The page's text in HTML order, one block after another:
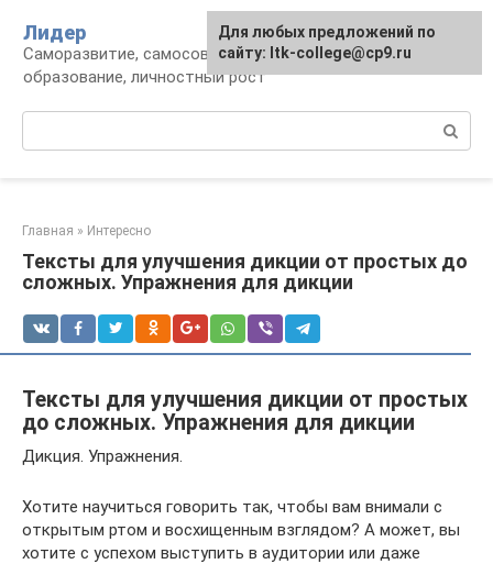
контенту
Лидер
Саморазвитие, самосовершенствование,
образование, личностный рост
Главная » Интересно
Тексты для улучшения дикции от простых до
сложных. Упражнения для дикции
Тексты для улучшения дикции от простых
до сложных. Упражнения для дикции
Дикция. Упражнения.
Хотите научиться говорить так, чтобы вам внимали с
открытым ртом и восхищенным взглядом? А может, вы
хотите с успехом выступить в аудитории или даже
Для любых предложений по
сайту: ltk-college@cp9.ru